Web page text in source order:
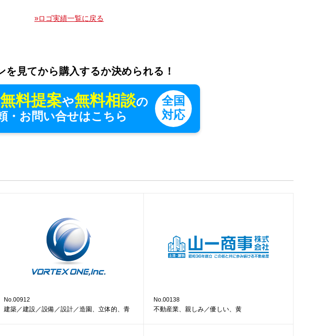
»ロゴ実績一覧に戻る
を見てから購入するか決められる！
料提案や無料相談の
・お問い合せはこちら
全国
対応
No.00912
建築／建設／設備／設計／造園、立体的、青
No.00138
不動産業、親しみ／優しい、黄